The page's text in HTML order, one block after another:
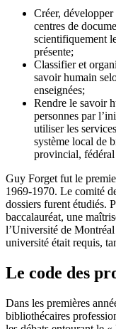
Créer,
centres de
scientifiquement
présente;
Classifier et
savoir humain
enseignées;
Rendre le savoir
personnes par
utiliser les
système local de
provincial,
Guy Forget fut le
1969-1970. Le comité
dossiers furent étudiés.
baccalauréat, une
l’Université de
université était requis,
Le code des
Dans les premières
bibliothécaires